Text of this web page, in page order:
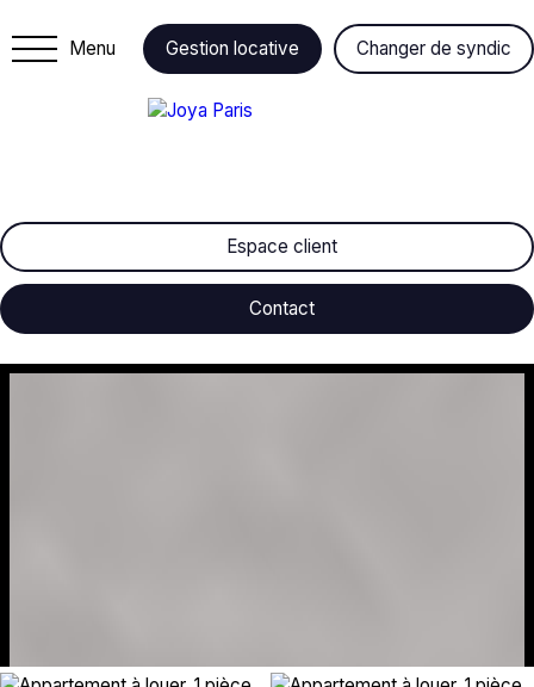
Menu Gestion locative Changer de syndic
Espace client
Contact